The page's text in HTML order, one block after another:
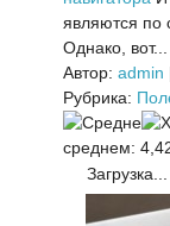
являются по
Однако, вот...
Автор: admin
Рубрика:
среднем:
Загрузка...